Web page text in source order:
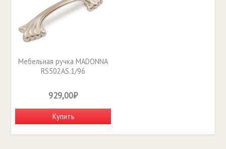
Мебельная ручка MADONNA
RS502AS.1/96
929,00₽
Купить